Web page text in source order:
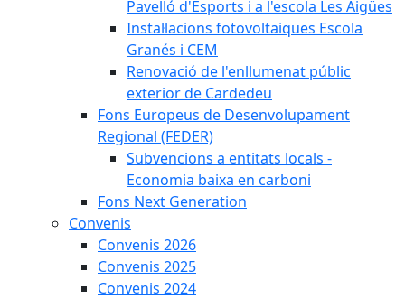
Pavelló d'Esports i a l'escola Les Aigües
Instal·lacions fotovoltaiques Escola
Granés i CEM
Renovació de l'enllumenat públic
exterior de Cardedeu
Fons Europeus de Desenvolupament
Regional (FEDER)
Subvencions a entitats locals -
Economia baixa en carboni
Fons Next Generation
Convenis
Convenis 2026
Convenis 2025
Convenis 2024